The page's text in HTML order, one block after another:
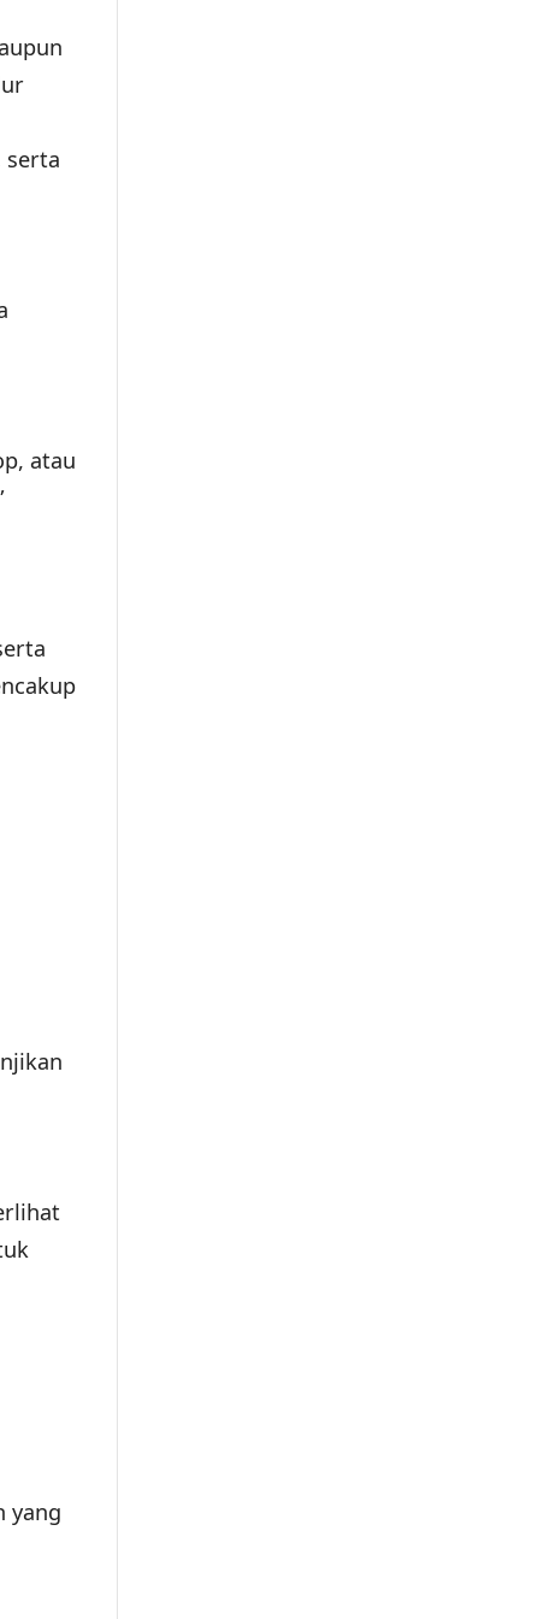
serta
atau
yang